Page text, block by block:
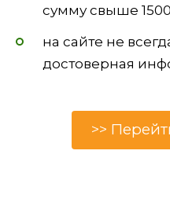
сумму свыше
на сайте не
достоверная
>>